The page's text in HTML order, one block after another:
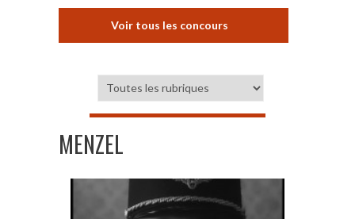
Voir tous les concours
MENZEL